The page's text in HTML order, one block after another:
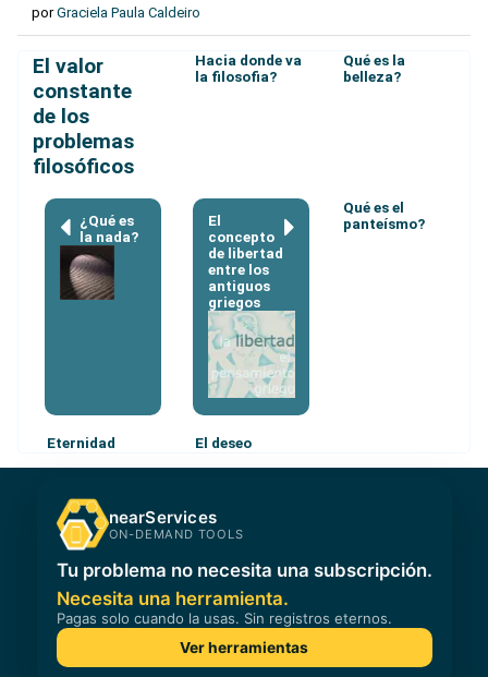
porGraciela Paula Caldeiro
El valor
constante
de los
problemas
filosóficos
Hacia donde va
la filosofia?
Qué es la
belleza?
¿Qué es
la nada?
El
concepto
de libertad
entre los
antiguos
griegos
Qué es el
panteísmo?
Eternidad El deseo